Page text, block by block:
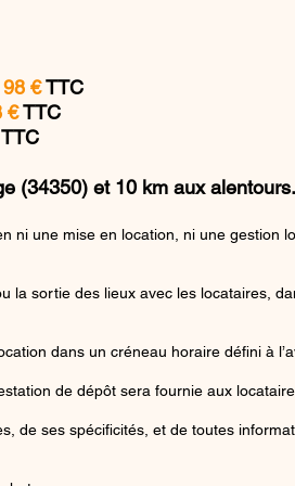
98 €TTC
€TTC
(34350) et 10 km aux alentours.
ni une mise en location, ni une gestion
la sortie des lieux avec les locataires,
dans un créneau horaire défini à
de dépôt sera fournie aux
de ses spécificités, et de toutes